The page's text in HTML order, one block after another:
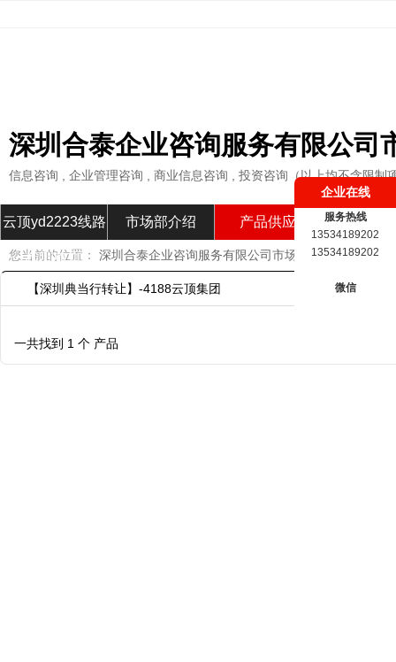
深圳合泰企业咨询服务有限公司
信息咨询 , 企业管理咨询 , 商业信息咨询 , 投资咨询（以上均不含限制
云顶yd2223线路
检测首页
市场部介绍 产品供应 市场部
您当前的位置： 深圳合泰企业咨询服务有限公司市场部 »产品供应»
【深圳典当行转让】-4188云顶集团
一共找到 1 个 产品
企业在线
服务热线
13534189202
13534189202
微信